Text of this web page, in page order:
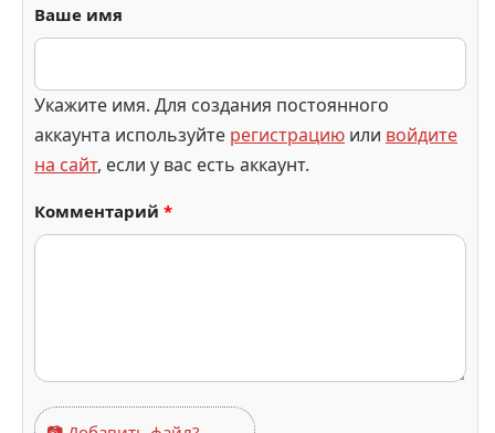
Ваше имя
Укажите имя. Для создания постоянного
аккаунта используйте регистрацию или войдите
на сайт, если у вас есть аккаунт.
Комментарий *